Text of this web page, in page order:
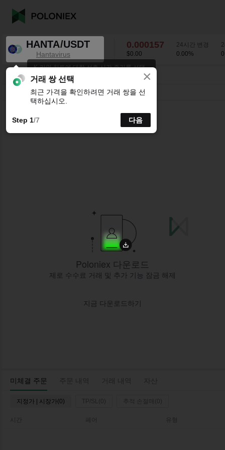
HANTA/USDT
Hantavirus
0.000157
$0.00
24시간 변경
0.00%
HANTA/USDT 0.00 % 0.000157
15분 1시간4시간 1일1주
미체결 주문 주문 내역 거래 내역 자산
지정가 | 시장가(0) TP/SL(0) 추적 손절매(0)
시간
Poloniex 다운로드
제로 수수료 거래 및 추가 기능 잠금 해제
지금 다운로드하기
K-라인 차트에 대한 선호 시간 주기를 선택
하세요.
×
거래 쌍 선택
최근 가격을 확인하려면 거래 쌍을 선
택하십시오.
Step 1/7 다음